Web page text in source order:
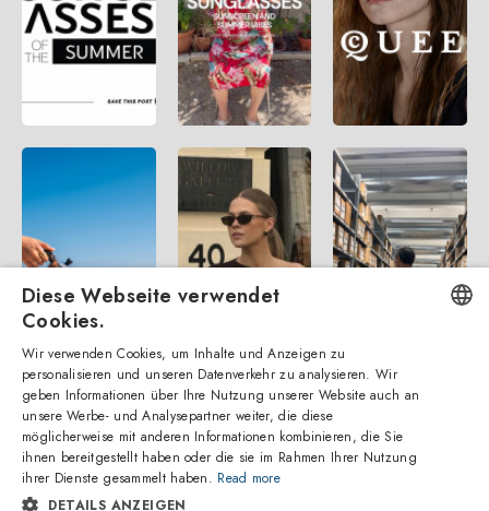
ITALIAN
SPANISH
Diese Webseite verwendet
Cookies.
Wir verwenden Cookies, um Inhalte und Anzeigen zu
personalisieren und unseren Datenverkehr zu analysieren. Wir
geben Informationen über Ihre Nutzung unserer Website auch an
unsere Werbe- und Analysepartner weiter, die diese
möglicherweise mit anderen Informationen kombinieren, die Sie
ihnen bereitgestellt haben oder die sie im Rahmen Ihrer Nutzung
ihrer Dienste gesammelt haben. Read more
DETAILS ANZEIGEN